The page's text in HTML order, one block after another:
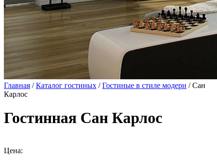
Главная /Каталог гостиных /Гостиные в стиле модерн / Сан
Карлос
Гостинная Сан Карлос
Цена: